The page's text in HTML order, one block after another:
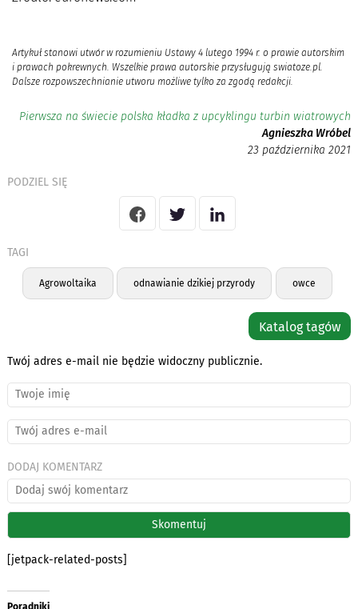
Artykuł stanowi utwór w rozumieniu Ustawy 4 lutego 1994 r. o prawie autorskim
i prawach pokrewnych. Wszelkie prawa autorskie przysługują swiatoze.pl.
Dalsze rozpowszechnianie utworu możliwe tylko za zgodą redakcji.
Pierwsza na świecie polska kładka z upcyklingu turbin wiatrowych
Agnieszka Wróbel
23 października 2021
PODZIEL SIĘ
TAGI
Agrowoltaika odnawianie dzikiej przyrody owce
Katalog tagów
Twój adres e-mail nie będzie widoczny publicznie.
DODAJ KOMENTARZ
[jetpack-related-posts]
Poradniki